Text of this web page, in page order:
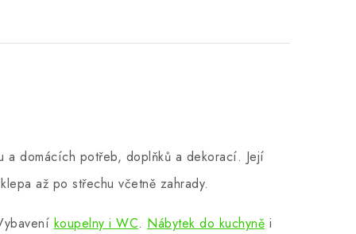
a domácích potřeb, doplňků a dekorací. Její
až po střechu včetně zahrady.
koupelny i WC. Nábytek do kuchyně i